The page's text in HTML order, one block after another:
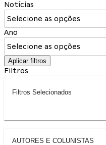
Notícias
Selecione as opções
Ano
Selecione as opções
Aplicar filtros
Filtros
Filtros Selecionados
AUTORES E COLUNISTAS